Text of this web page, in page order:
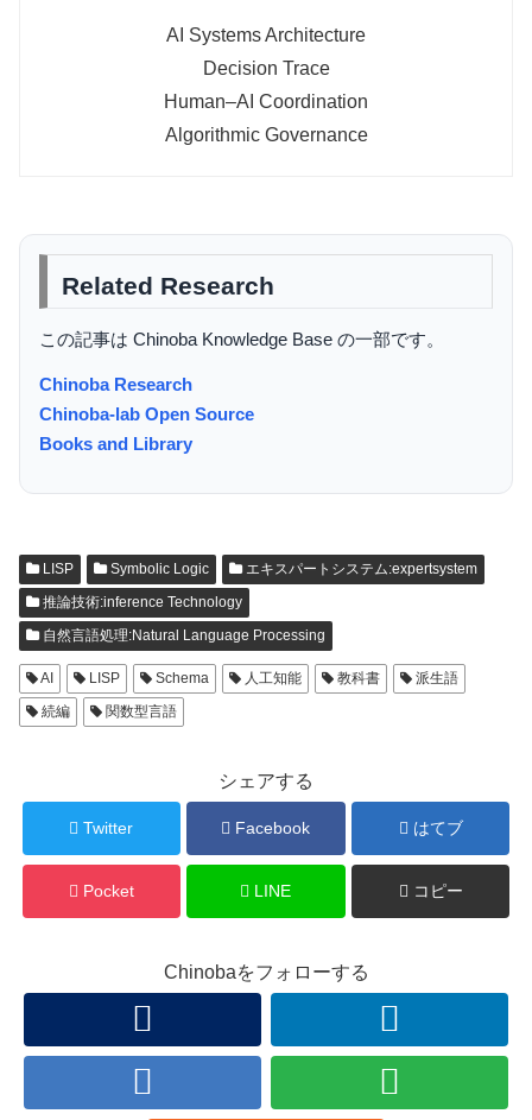
AI Systems Architecture
Decision Trace
Human–AI Coordination
Algorithmic Governance
Related Research
この記事は Chinoba Knowledge Base の一部です。
Chinoba Research
Chinoba-lab Open Source
Books and Library
LISP Symbolic Logic
エキスパートシステム:expertsystem
推論技術:inference Technology
自然言語処理:Natural Language Processing
AI LISP Schema 人工知能 教科書
派生語
続編
関数型言語
シェアする
Twitter Facebook はてブ
Pocket LINE コピー
Chinobaをフォローする